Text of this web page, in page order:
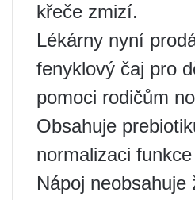
křeče zmizí.
Lékárny nyní
fenyklový čaj pro
pomoci rodičům
Obsahuje
normalizaci
Nápoj neobsahuje